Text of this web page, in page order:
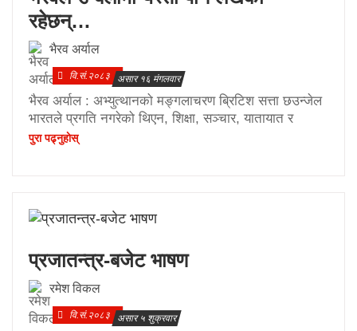
रहेछन्…
भैरव अर्याल
वि.सं.२०८३ असार १६ मंगलवार
भैरव अर्याल : अभ्युत्थानको मङ्गलाचरण ब्रिटिश सत्ता छउन्जेल
भारतले प्रगति नगरेको थिएन, शिक्षा, सञ्चार, यातायात र
पुरा पढ्नुहाेस्
प्रजातन्त्र-बजेट भाषण
रमेश विकल
वि.सं.२०८३ असार ५ शुक्रवार